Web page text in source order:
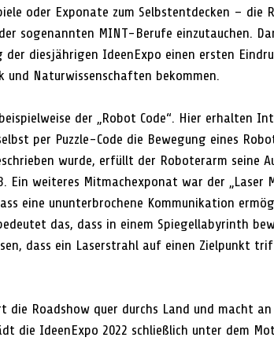
oder Exponate zum Selbstentdecken – die
sogenannten MINT-Berufe einzutauchen.
diesjährigen IdeenExpo einen ersten
und Naturwissenschaften bekommen.
der „Robot Code“. Hier erhalten
per Puzzle-Code die Bewegung eines
wurde, erfüllt der Roboterarm seine
Ein weiteres Mitmachexponat war der „Laser
eine ununterbrochene Kommunikation
das, dass in einem Spiegellabyrinth
dass ein Laserstrahl auf einen Zielpunkt
die Roadshow quer durchs Land und macht
die IdeenExpo 2022 schließlich unter dem